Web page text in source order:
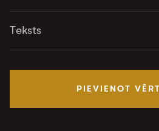
Teksts
PIEVIENOT